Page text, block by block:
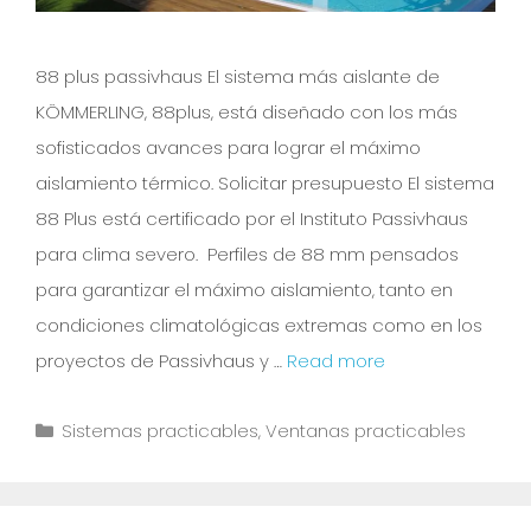
88 plus passivhaus El sistema más aislante de
KÖMMERLING, 88plus, está diseñado con los más
sofisticados avances para lograr el máximo
aislamiento térmico. Solicitar presupuesto El sistema
88 Plus está certificado por el Instituto Passivhaus
para clima severo. Perfiles de 88 mm pensados
para garantizar el máximo aislamiento, tanto en
condiciones climatológicas extremas como en los
proyectos de Passivhaus y … Read more
Sistemas practicables,Ventanas practicables